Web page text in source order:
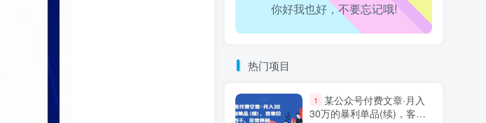
心情也舒畅了！
腰也不酸了！
你好我也好，不要忘记哦!
热门项目
1
某公众号付费文章·月入
30万的暴利单品(续)，客单